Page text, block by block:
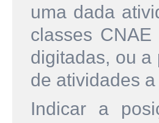
uma dada
classes
digitadas, ou a
de atividades
Indicar a